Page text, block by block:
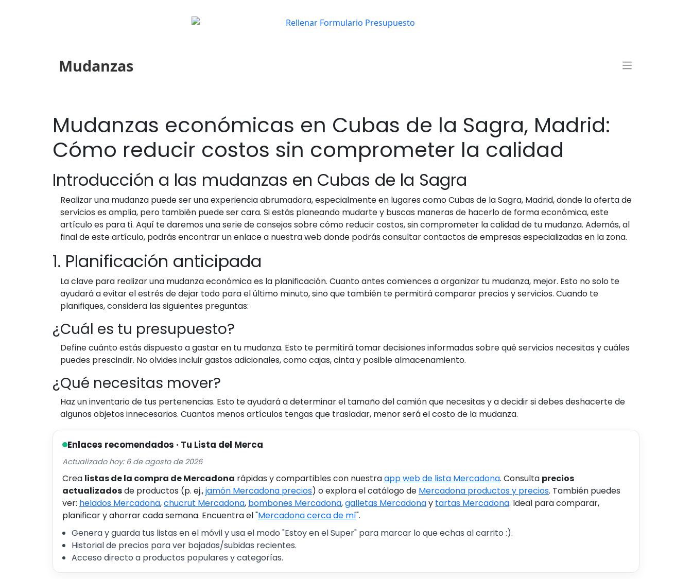
Mudanzas
Mudanzas económicas en Cubas de la Sagra, Madrid:
Cómo reducir costos sin comprometer la calidad
Introducción a las mudanzas en Cubas de la Sagra
Realizar una mudanza puede ser una experiencia abrumadora, especialmente en lugares como Cubas de la Sagra, Madrid, donde la oferta de
servicios es amplia, pero también puede ser cara. Si estás planeando mudarte y buscas maneras de hacerlo de forma económica, este
artículo es para ti. Aquí te daremos una serie de consejos sobre cómo reducir costos, sin comprometer la calidad de tu mudanza. Además, al
final de este artículo, podrás encontrar un enlace a nuestra web donde podrás consultar contactos de empresas especializadas en la zona.
1. Planificación anticipada
La clave para realizar una mudanza económica es la planificación. Cuanto antes comiences a organizar tu mudanza, mejor. Esto no solo te
ayudará a evitar el estrés de dejar todo para el último minuto, sino que también te permitirá comparar precios y servicios. Cuando te
planifiques, considera las siguientes preguntas:
¿Cuál es tu presupuesto?
Define cuánto estás dispuesto a gastar en tu mudanza. Esto te permitirá tomar decisiones informadas sobre qué servicios necesitas y cuáles
puedes prescindir. No olvides incluir gastos adicionales, como cajas, cinta y posible almacenamiento.
¿Qué necesitas mover?
Haz un inventario de tus pertenencias. Esto te ayudará a determinar el tamaño del camión que necesitas y a decidir si debes deshacerte de
algunos objetos innecesarios. Cuantos menos artículos tengas que trasladar, menor será el costo de la mudanza.
Enlaces recomendados · Tu Lista del Merca
Actualizado hoy: 6 de agosto de 2026
Crea listas de la compra de Mercadona rápidas y compartibles con nuestraapp web de lista Mercadona. Consulta precios
actualizadosde productos (p. ej.,jamón Mercadona precios) o explora el catálogo de Mercadona productos y precios. También puedes
ver: helados Mercadona,chucrut Mercadona, bombones Mercadona,galletas Mercadonay tartas Mercadona. Ideal para comparar,
planificar y ahorrar cada semana. Encuentra el "Mercadona cerca de mí".
Genera y guarda tus listas en el móvil y usa el modo "Estoy en el Super" para marcar lo que echas al carrito :).
Historial de precios para ver bajadas/subidas recientes.
Acceso directo a productos populares y categorías.